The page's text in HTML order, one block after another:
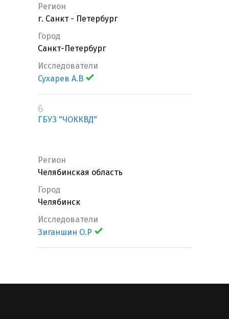
Регион
г. Санкт - Петербург
Город
Санкт-Петербург
Исследователи
Сухарев А.В
6
ГБУЗ "ЧОККВД"
Регион
Челябинская область
Город
Челябинск
Исследователи
Зиганшин О.Р